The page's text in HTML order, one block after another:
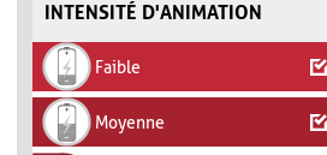
INTENSITÉ D'ANIMATION
Faible
Moyenne